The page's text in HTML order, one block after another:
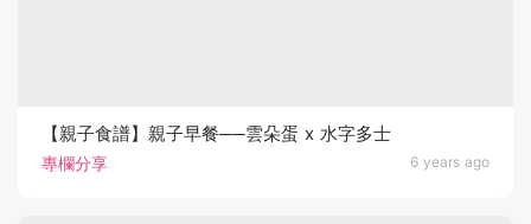
專欄分享 6 years ago
【親子食譜】親子早餐──雲朵蛋 x 水字多士